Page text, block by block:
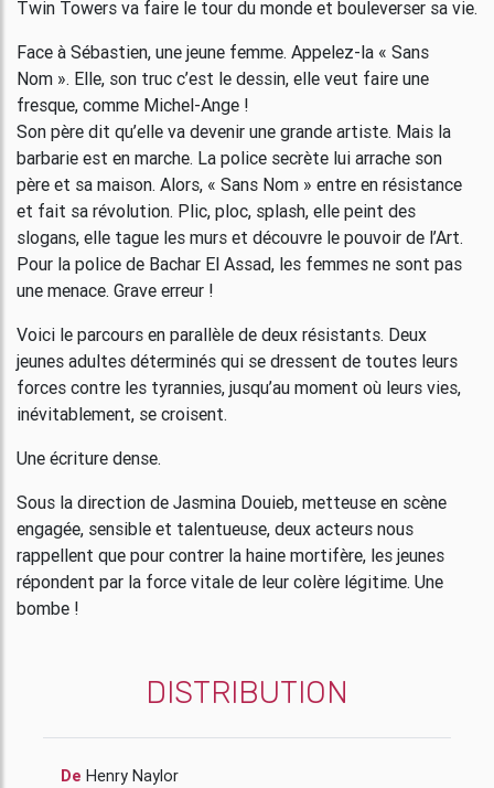
Twin Towers va faire le tour du monde et bouleverser sa vie.
Face à Sébastien, une jeune femme. Appelez-la « Sans
Nom ». Elle, son truc c’est le dessin, elle veut faire une
fresque, comme Michel-Ange !
Son père dit qu’elle va devenir une grande artiste. Mais la
barbarie est en marche. La police secrète lui arrache son
père et sa maison. Alors, « Sans Nom » entre en résistance
et fait sa révolution. Plic, ploc, splash, elle peint des
slogans, elle tague les murs et découvre le pouvoir de l’Art.
Pour la police de Bachar El Assad, les femmes ne sont pas
une menace. Grave erreur !
Voici le parcours en parallèle de deux résistants. Deux
jeunes adultes déterminés qui se dressent de toutes leurs
forces contre les tyrannies, jusqu’au moment où leurs vies,
inévitablement, se croisent.
Une écriture dense.
Sous la direction de Jasmina Douieb, metteuse en scène
engagée, sensible et talentueuse, deux acteurs nous
rappellent que pour contrer la haine mortifère, les jeunes
répondent par la force vitale de leur colère légitime. Une
bombe !
DISTRIBUTION
De Henry Naylor